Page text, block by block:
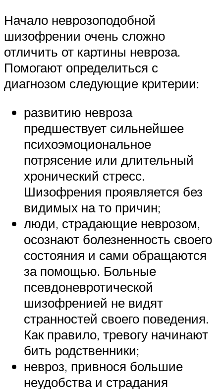
Начало неврозоподобной
шизофрении очень сложно
отличить от картины невроза.
Помогают определиться с
диагнозом следующие критерии:
развитию невроза
предшествует сильнейшее
психоэмоциональное
потрясение или длительный
хронический стресс.
Шизофрения проявляется без
видимых на то причин;
люди, страдающие неврозом,
осознают болезненность своего
состояния и сами обращаются
за помощью. Больные
псевдоневротической
шизофренией не видят
странностей своего поведения.
Как правило, тревогу начинают
бить родственники;
невроз, привнося большие
неудобства и страдания